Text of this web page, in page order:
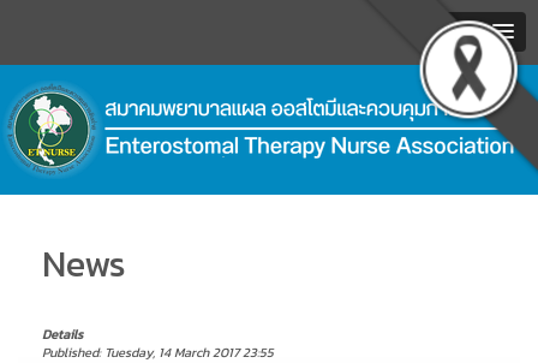
MENU
.
News
Details
Published: Tuesday, 14 March 2017 23:55